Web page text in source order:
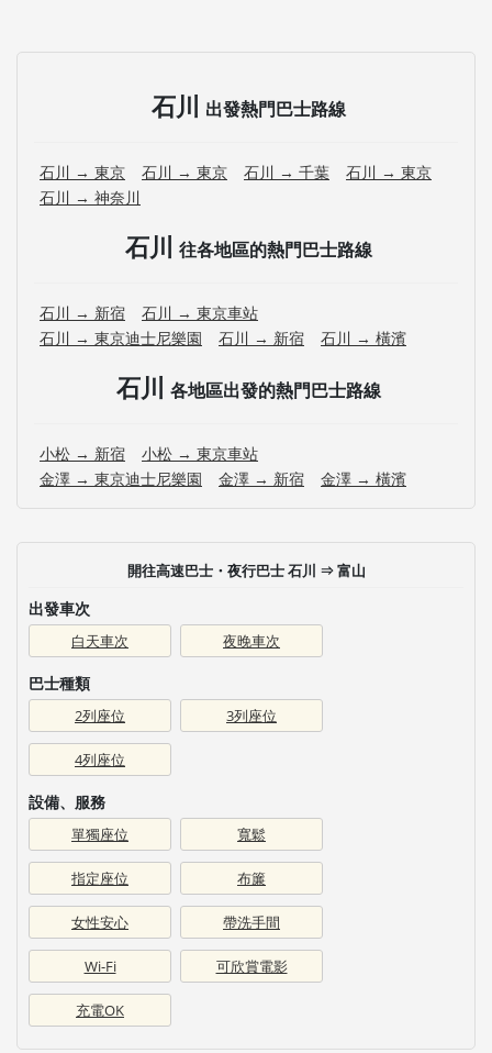
石川 出發熱門巴士路線
石川 → 東京 石川 → 東京 石川 → 千葉
石川 → 東京
石川 → 神奈川
石川 往各地區的熱門巴士路線
石川 → 新宿
石川 → 東京車站
石川 → 東京迪士尼樂園
石川 → 新宿 石川 → 橫濱
石川 各地區出發的熱門巴士路線
小松 → 新宿
小松 → 東京車站
金澤 → 東京迪士尼樂園
金澤 → 新宿 金澤 → 橫濱
開往高速巴士・夜行巴士 石川 ⇒ 富山
出發車次
白天車次 夜晚車次
巴士種類
2列座位 3列座位
4列座位
設備、服務
單獨座位 寬鬆
指定座位 布簾
女性安心 帶洗手間
Wi-Fi 可欣賞電影
充電OK